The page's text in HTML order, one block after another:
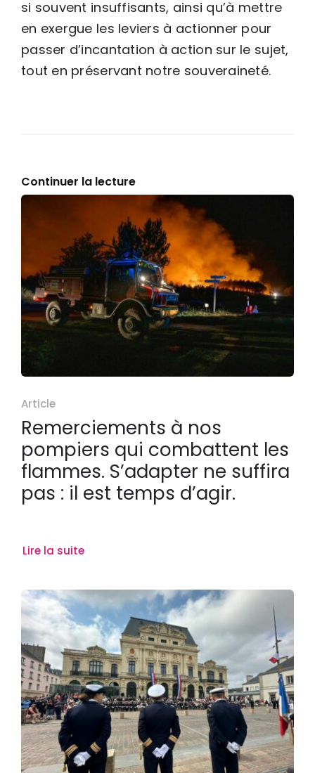
si souvent insuffisants, ainsi qu’à mettre
en exergue les leviers à actionner pour
passer d’incantation à action sur le sujet,
tout en préservant notre souveraineté.
Continuer la lecture
Article
Remerciements à nos
pompiers qui combattent les
flammes. S’adapter ne suffira
pas : il est temps d’agir.
Lire la suite